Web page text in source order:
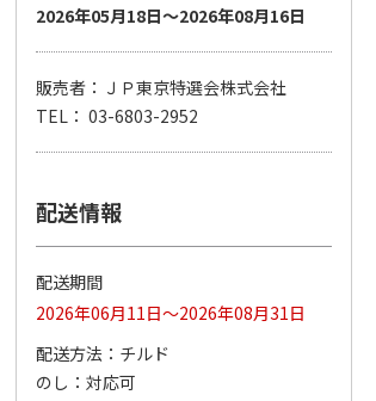
ふく
子
【冷凍】北海道産い
（鮭工房・サーモ
2,150円
(送料別・税込)
らこ（切れ子）
2026年05月18日～2026年08月16日
販売者：ＪＰ東京特選会株式会社
TEL： 03-6803-2952
配送情報
配送期間
2026年06月11日～2026年08月31日
配送方法
チルド
のし
対応可